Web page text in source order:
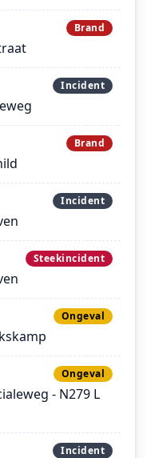
Brand
Incident
Brand
Incident
Steekincident
Ongeval
Ongeval
- N279 L
Incident